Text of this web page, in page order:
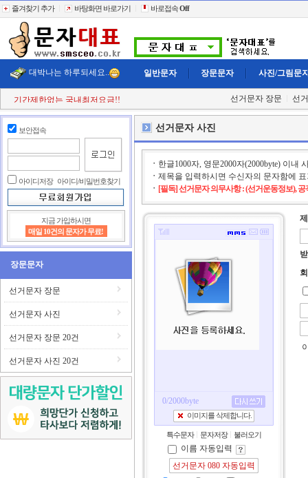
즐겨찾기 추가 바탕화면 바로가기 바로접속Off
대박나는 하루되세요.. 일반문자 장문문자 사진/그림문
첫 구매시+11% 추가적립!!
결젝금액의+110% 추가적립!!
충전금액의
클릭한번에
빠르고 정확한 문자대표!!
전송실패건 100% 환불보상!!
기간제한없는 국내최저요금!!
선거문자 장문 선
보안접속
아이디저장 아이디/비밀번호찾기
지금 가입하시면
매일 10건의 문자가 무료!
장문문자
선거문자 장문
선거문자 사진
선거문자 장문 20건
선거문자 사진 20건
선거문자 사진
ㆍ 한글1000자, 영문2000자(2000byte) 이
ㆍ 제목을 입력하시면 수신자의 문자함에
ㆍ [필독] 선거문자 의무사항 : (선거운동정보),
0/2000byte
특수문자 문자저장 불러오기
이름 자동입력